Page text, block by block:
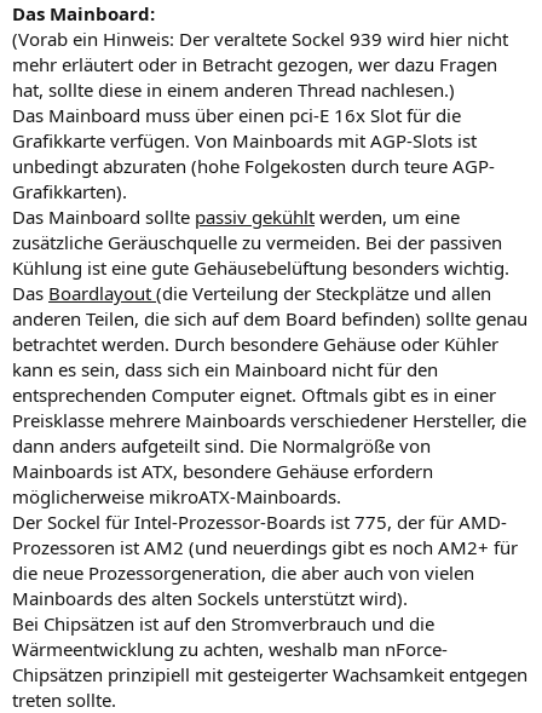
Das Mainboard:
(Vorab ein Hinweis: Der veraltete Sockel 939 wird hier nicht
mehr erläutert oder in Betracht gezogen, wer dazu Fragen
hat, sollte diese in einem anderen Thread nachlesen.)
Das Mainboard muss über einen pci-E 16x Slot für die
Grafikkarte verfügen. Von Mainboards mit AGP-Slots ist
unbedingt abzuraten (hohe Folgekosten durch teure AGP-
Grafikkarten).
Das Mainboard sollte passiv gekühlt werden, um eine
zusätzliche Geräuschquelle zu vermeiden. Bei der passiven
Kühlung ist eine gute Gehäusebelüftung besonders wichtig.
Das Boardlayout (die Verteilung der Steckplätze und allen
anderen Teilen, die sich auf dem Board befinden) sollte genau
betrachtet werden. Durch besondere Gehäuse oder Kühler
kann es sein, dass sich ein Mainboard nicht für den
entsprechenden Computer eignet. Oftmals gibt es in einer
Preisklasse mehrere Mainboards verschiedener Hersteller, die
dann anders aufgeteilt sind. Die Normalgröße von
Mainboards ist ATX, besondere Gehäuse erfordern
möglicherweise mikroATX-Mainboards.
Der Sockel für Intel-Prozessor-Boards ist 775, der für AMD-
Prozessoren ist AM2 (und neuerdings gibt es noch AM2+ für
die neue Prozessorgeneration, die aber auch von vielen
Mainboards des alten Sockels unterstützt wird).
Bei Chipsätzen ist auf den Stromverbrauch und die
Wärmeentwicklung zu achten, weshalb man nForce-
Chipsätzen prinzipiell mit gesteigerter Wachsamkeit entgegen
treten sollte.